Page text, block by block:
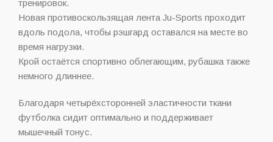
тренировок.
Новая противоскользящая лента Ju-Sports проходит
вдоль подола, чтобы рэшгард оставался на месте во
время нагрузки.
Крой остаётся спортивно облегающим, рубашка также
немного длиннее.
Благодаря четырёхсторонней эластичности ткани
футболка сидит оптимально и поддерживает
мышечный тонус.